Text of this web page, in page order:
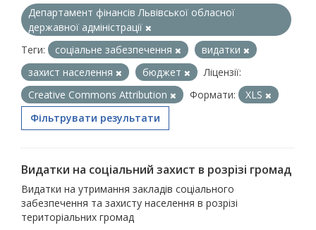
Департамент фінансів Львівської обласної
державної адміністрації
Теги:
соціальне забезпечення
видатки
захист населення
бюджет
Ліцензії:
Creative Commons Attribution
Формати:
XLS
Фільтрувати результати
Видатки на соціальний захист в розрізі громад
Видатки на утримання закладів соціального
забезпечення та захисту населення в розрізі
територіальних громад